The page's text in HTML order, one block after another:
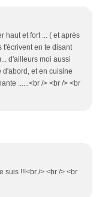
haut et fort ... ( et après
t'écrivent en te disant
d'ailleurs moi aussi
d'abord, et en cuisine
......<br /> <br /> <br
suis !!!<br /> <br /> <br